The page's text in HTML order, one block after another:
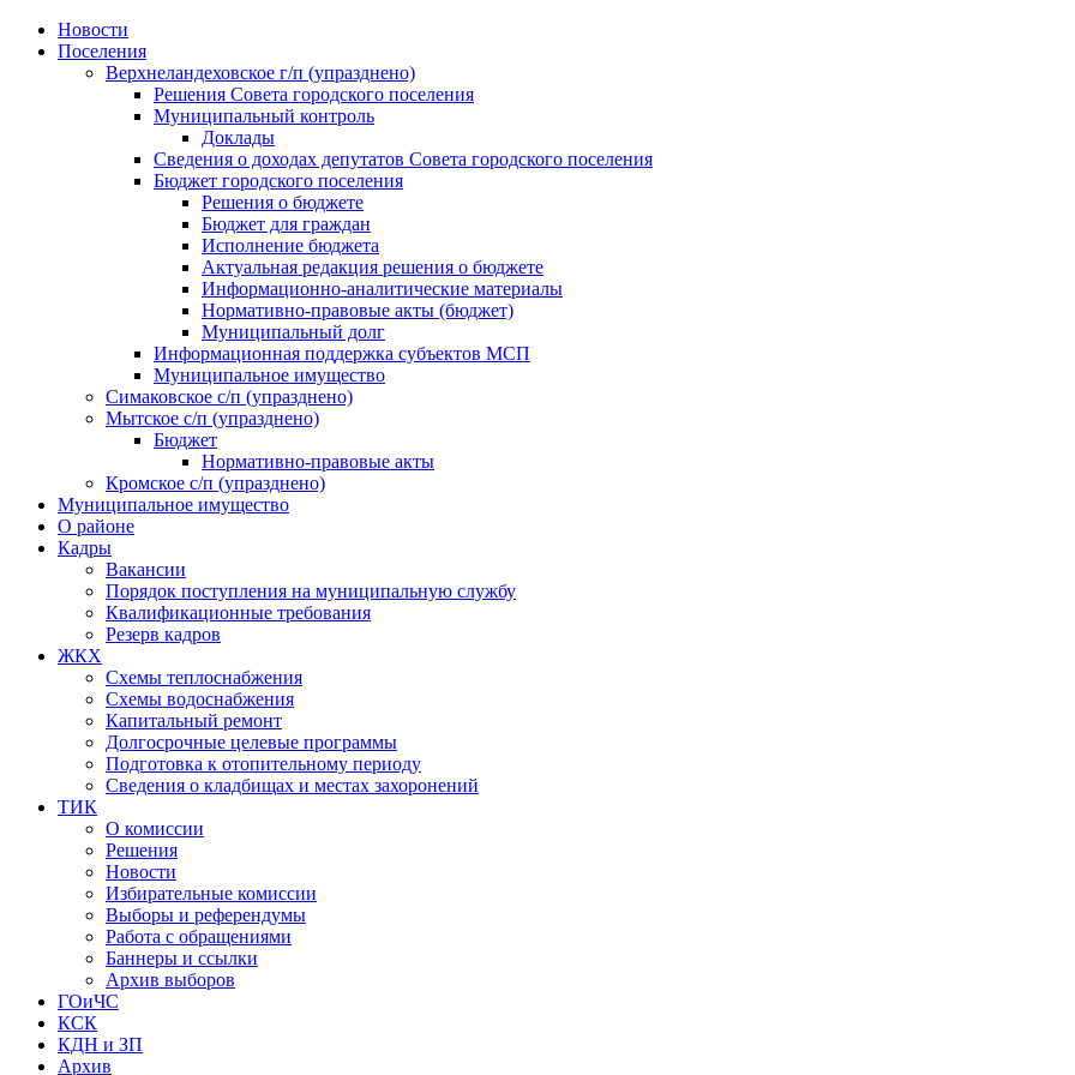
Skip
Новости
Поселения
Верхнеландеховское г/п (упразднено)
Решения Совета городского поселения
Муниципальный контроль
Доклады
Сведения о доходах депутатов Совета городского поселения
Бюджет городского поселения
Решения о бюджете
Бюджет для граждан
Исполнение бюджета
Актуальная редакция решения о бюджете
Информационно-аналитические материалы
Нормативно-правовые акты (бюджет)
Муниципальный долг
Информационная поддержка субъектов МСП
Муниципальное имущество
Симаковское с/п (упразднено)
Мытское с/п (упразднено)
Бюджет
Нормативно-правовые акты
Кромское с/п (упразднено)
Муниципальное имущество
О районе
Кадры
Вакансии
Порядок поступления на муниципальную службу
Квалификационные требования
Резерв кадров
ЖКХ
Схемы теплоснабжения
Схемы водоснабжения
Капитальный ремонт
Долгосрочные целевые программы
Подготовка к отопительному периоду
Сведения о кладбищах и местах захоронений
ТИК
О комиссии
Решения
Новости
Избирательные комиссии
Выборы и референдумы
Работа с обращениями
Баннеры и ссылки
Архив выборов
ГОиЧС
КСК
КДН и ЗП
Архив